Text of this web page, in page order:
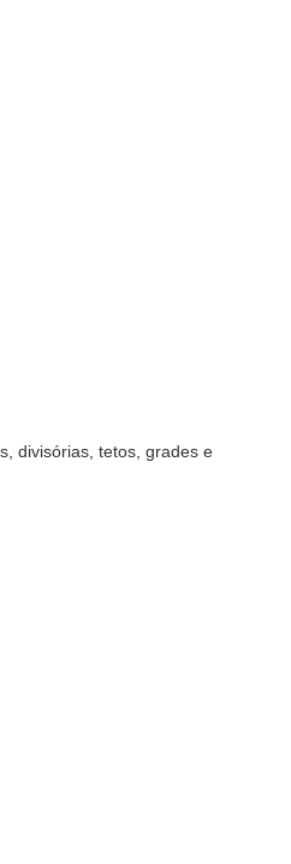
divisórias, tetos, grades e